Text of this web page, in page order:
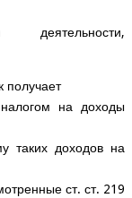
деятельности,
получает
на доходы
таких доходов на
ст. ст. 219